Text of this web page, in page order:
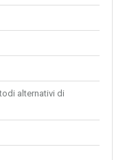
alternativi di